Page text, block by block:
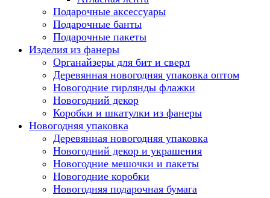
Подарочные аксессуары
Подарочные банты
Подарочные пакеты
Изделия из фанеры
Органайзеры для бит и сверл
Деревянная новогодняя упаковка оптом
Новогодние гирлянды флажки
Новогодний декор
Коробки и шкатулки из фанеры
Новогодняя упаковка
Деревянная новогодняя упаковка
Новогодний декор и украшения
Новогодние мешочки и пакеты
Новогодние коробки
Новогодняя подарочная бумага